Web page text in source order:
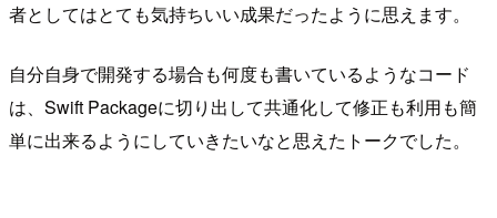
者としてはとても気持ちいい成果だったように思えます。
自分自身で開発する場合も何度も書いているようなコード
は、Swift Packageに切り出して共通化して修正も利用も簡
単に出来るようにしていきたいなと思えたトークでした。